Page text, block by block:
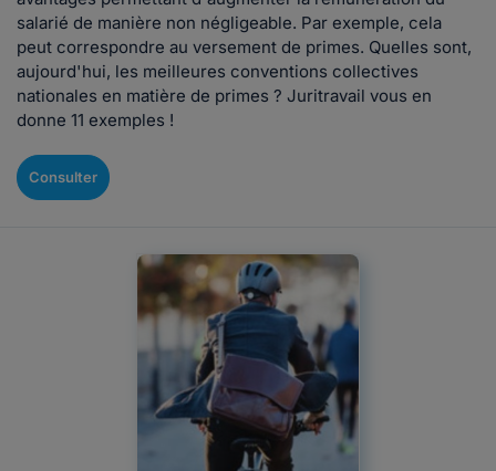
salarié de manière non négligeable. Par exemple, cela
peut correspondre au versement de primes. Quelles sont,
aujourd'hui, les meilleures conventions collectives
nationales en matière de primes ? Juritravail vous en
donne 11 exemples !
Consulter